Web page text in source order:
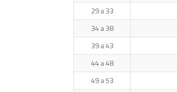
29 a 33
34 a 38
39 a 43
44 a 48
49 a 53